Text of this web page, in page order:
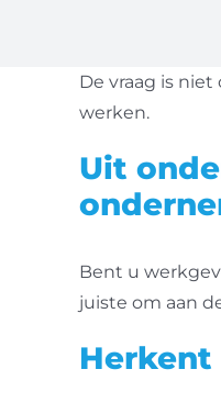
De vraag is
werken.
Uit
Bent u
juiste om aan